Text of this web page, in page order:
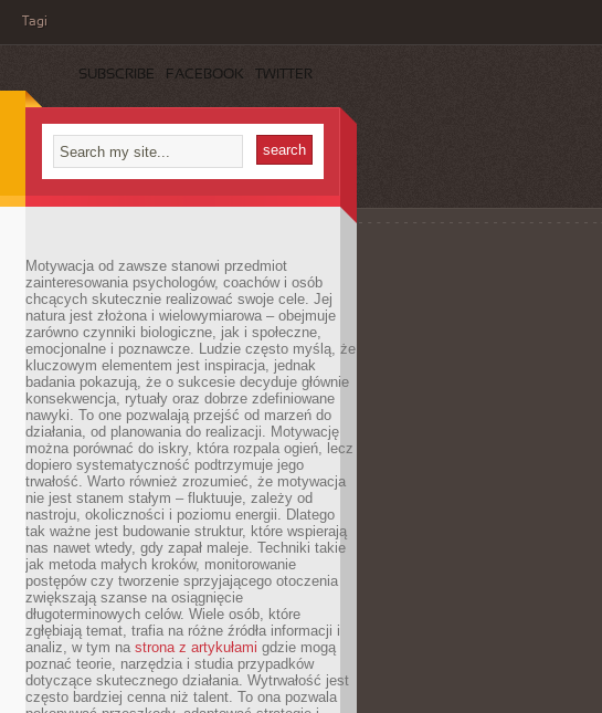
Tagi
SUBSCRIBE FACEBOOK TWITTER
Motywacja od zawsze stanowi przedmiot
zainteresowania psychologów, coachów i osób
chcących skutecznie realizować swoje cele. Jej
natura jest złożona i wielowymiarowa – obejmuje
zarówno czynniki biologiczne, jak i społeczne,
emocjonalne i poznawcze. Ludzie często myślą, że
kluczowym elementem jest inspiracja, jednak
badania pokazują, że o sukcesie decyduje głównie
konsekwencja, rytuały oraz dobrze zdefiniowane
nawyki. To one pozwalają przejść od marzeń do
działania, od planowania do realizacji. Motywację
można porównać do iskry, która rozpala ogień, lecz
dopiero systematyczność podtrzymuje jego
trwałość. Warto również zrozumieć, że motywacja
nie jest stanem stałym – fluktuuje, zależy od
nastroju, okoliczności i poziomu energii. Dlatego
tak ważne jest budowanie struktur, które wspierają
nas nawet wtedy, gdy zapał maleje. Techniki takie
jak metoda małych kroków, monitorowanie
postępów czy tworzenie sprzyjającego otoczenia
zwiększają szanse na osiągnięcie
długoterminowych celów. Wiele osób, które
zgłębiają temat, trafia na różne źródła informacji i
analiz, w tym na strona z artykułami gdzie mogą
poznać teorie, narzędzia i studia przypadków
dotyczące skutecznego działania. Wytrwałość jest
często bardziej cenna niż talent. To ona pozwala